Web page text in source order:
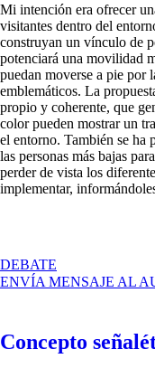
Mi intención era ofrecer
visitantes dentro del
construyan un vínculo de
potenciará una movilidad
puedan moverse a pie por
emblemáticos. La
propio y coherente, que
color pueden mostrar un
el entorno. También se ha
las personas más bajas
perder de vista los
implementar,
DEBATE
ENVÍA MENSAJE AL
Concepto